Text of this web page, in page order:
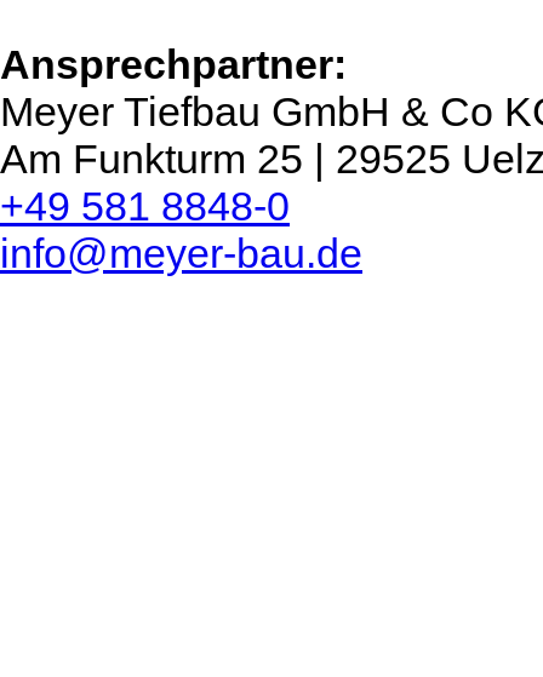
Ansprechpartner:
Meyer Tiefbau GmbH & Co
Am Funkturm 25 | 29525
+49 581 8848-0
info@meyer-bau.de